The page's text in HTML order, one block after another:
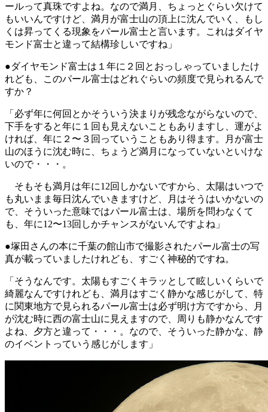
ールって真珠ですよね。なので満月、ちょっとぐらい欠けて
もいいんですけど、満月が富士山の頂上に沈んでいく、もし
くは昇ってくる現象をパール富士と言います。これはダイヤ
モンド富士と違って結構珍しいですね」
●ダイヤモンド富士は１年に２回とおっしゃっていましたけ
れども、このパール富士はどれぐらいの頻度で見られるんで
すか？
「必ず年に何回とかそういう決まりが残念ながらないので、
下手をすると年に１回も見えないこともありますし、運がよ
ければ、年に２〜３回っていうこともあり得ます。月が富士
山のほうに沈む時に、ちょうど満月になっていないといけな
いので・・・。
そもそも満月は年に12回しかないですから、太陽はいつで
も丸いまま毎日沈んでいきますけど、月はそうはいかないの
で、そういった意味ではパール富士は、場所を問わなくて
も、年に12〜13回しかチャンスがないんですよね」
●塚田さんの本に千葉の館山市で撮影されたパール富士の写
真が載っていましたけれども、すごく神秘的ですね。
「そうなんです。太陽もすごくキラッとして眩しいくらいで
綺麗なんですけれども、満月はすごく静かな感じがして、特
に関東地方で見られるパール富士は必ず明け方ですから、月
が沈む時に西の富士山に見えますので、周りも静かなんです
よね、夕方と違って・・・。なので、そういった静かな、静
のイベントっていう感じがします」